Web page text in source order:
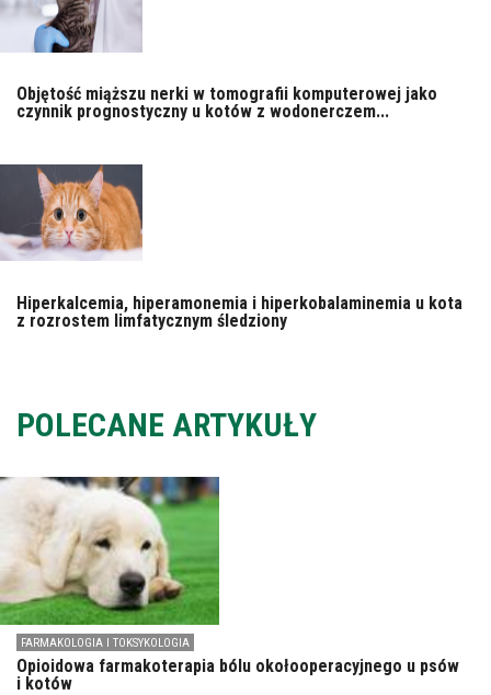
Objętość miąższu nerki w tomografii komputerowej jako
czynnik prognostyczny u kotów z wodonerczem...
Hiperkalcemia, hiperamonemia i hiperkobalaminemia u kota
z rozrostem limfatycznym śledziony
POLECANE ARTYKUŁY
FARMAKOLOGIA I TOKSYKOLOGIA
Opioidowa farmakoterapia bólu okołooperacyjnego u psów
i kotów